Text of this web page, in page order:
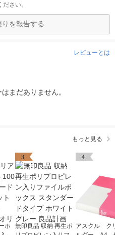
さい。
を報告する
レビューとは
まだありません。
もっと見る
ホ
3
無印良品 収納 再生ポ
4
アスクル ク